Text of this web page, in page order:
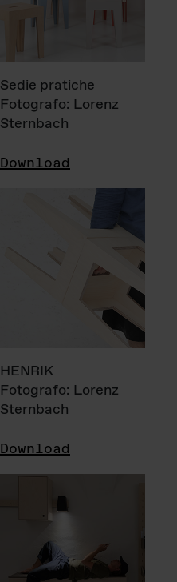
Sedie pratiche
Fotografo: Lorenz
Sternbach
Download
HENRIK
Fotografo: Lorenz
Sternbach
Download